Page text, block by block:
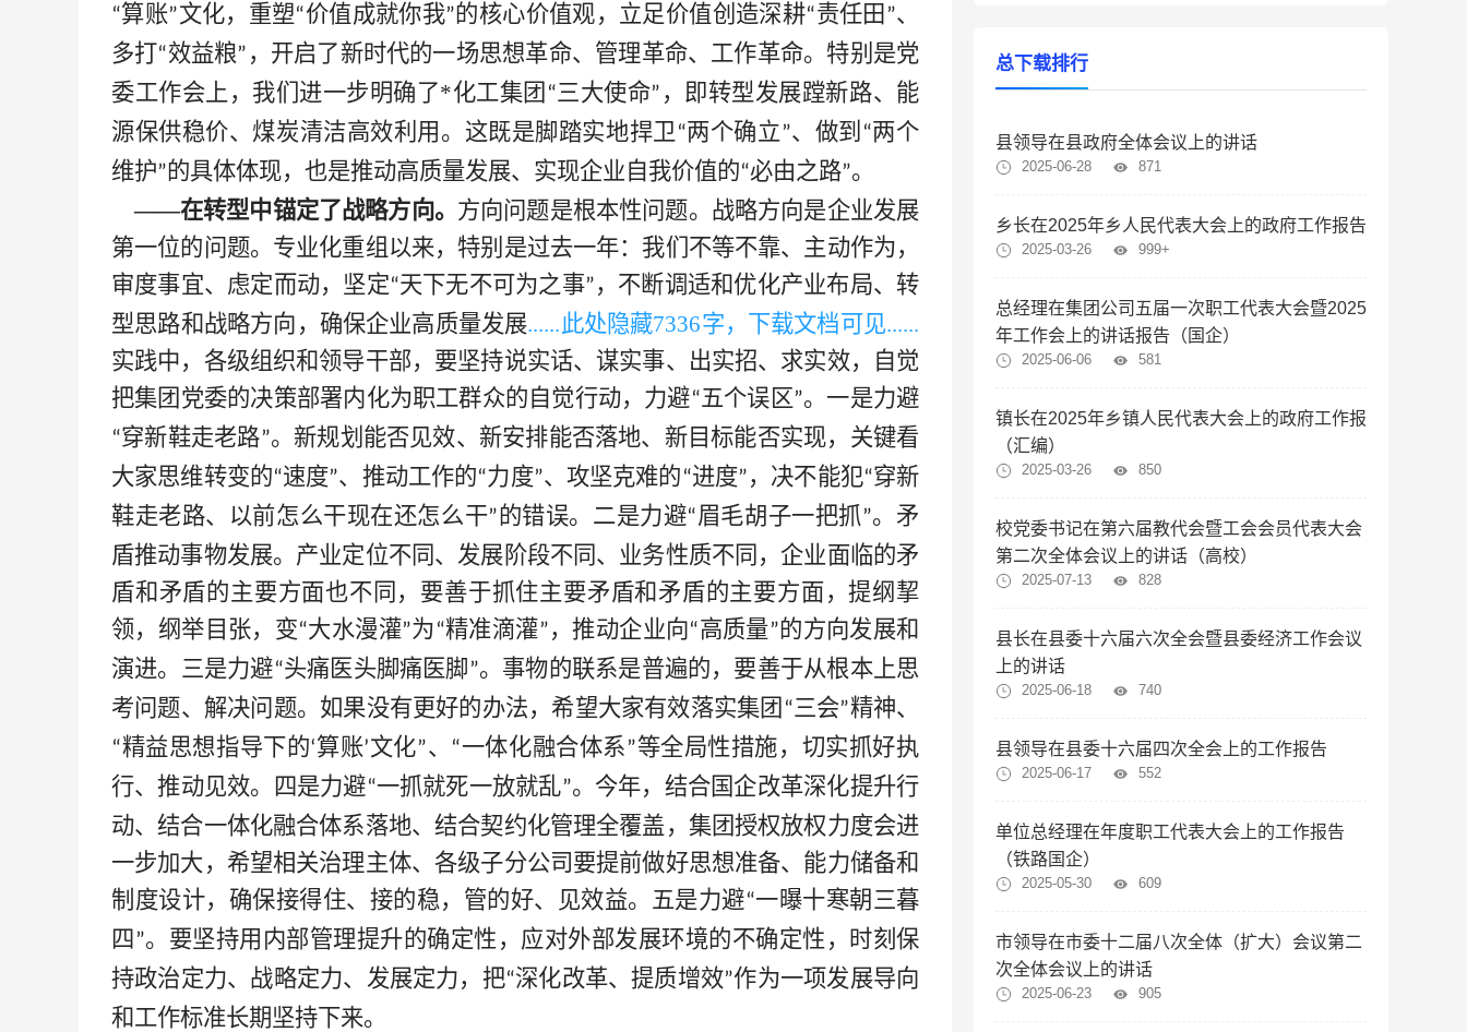
“算账”文化，重塑“价值成就你我”的核心价值观，立足价值创造深耕“责任田 ”、
多打“效益粮” ，开启了新时代的一场思想革命、管理革命、工作革命。特别是党
委工作会上，我们进一步明确了*化工集团 “三大使命” ，即转型发展蹚新路、能
源保供稳价、煤炭清洁高效利用。这既是脚踏实地捍卫 “两个确立”、做到 “两个
维护”的具体体现，也是推动高质量发展、实现企业自我价值的“必由之路”。
——在转型中锚定了战略方向。 方向问题是根本性问题。战略方向是企业发展
第一位的问题。专业化重组以来，特别是过去一年：我们不等不靠、主动作为，
审度事宜、虑定而动，坚定“天下无不可为之事”，不断调适和优化产业布局、转
型思路和战略方向，确保企业高质量发展......此处隐藏7336字，下载文档可见......
实践中，各级组织和领导干部，要坚持说实话、谋实事、出实招、求实效，自觉
把集团党委的决策部署内化为职工群众的自觉行动，力避“五个误区”。一是力避
“穿新鞋走老路”。新规划能否见效、新安排能否落地、新目标能否实现，关键看
大家思维转变的“速度”、推动工作的“力度”、攻坚克难的“进度”，决不能犯“穿新
鞋走老路、以前怎么干现在还怎么干”的错误。二是力避“眉毛胡子一把抓”。矛
盾推动事物发展。产业定位不同、发展阶段不同、业务性质不同，企业面临的矛
盾和矛盾的主要方面也不同，要善于抓住主要矛盾和矛盾的主要方面，提纲挈
领，纲举目张，变“大水漫灌”为“精准滴灌”，推动企业向“高质量”的方向发展和
演进。三是力避“头痛医头脚痛医脚”。事物的联系是普遍的，要善于从根本上思
考问题、解决问题。如果没有更好的办法，希望大家有效落实集团 “三会”精神、
“精益思想指导下的‘算账’文化”、 “一体化融合体系”等全局性措施，切实抓好执
行、推动见效。四是力避“一抓就死一放就乱”。今年，结合国企改革深化提升行
动、结合一体化融合体系落地、结合契约化管理全覆盖，集团授权放权力度会进
一步加大，希望相关治理主体、各级子分公司要提前做好思想准备、能力储备和
制度设计，确保接得住、接的稳，管的好、见效益。五是力避“一曝十寒朝三暮
四 ”。要坚持用内部管理提升的确定性，应对外部发展环境的不确定性，时刻保
持政治定力、战略定力、发展定力，把“深化改革、提质增效”作为一项发展导向
和工作标准长期坚持下来。
总下载排行
县领导在县政府全体会议上的讲话
2025-06-28 871
乡长在2025年乡人民代表大会上的政府工作报告
2025-03-26 999+
总经理在集团公司五届一次职工代表大会暨2025
年工作会上的讲话报告（国企）
2025-06-06 581
镇长在2025年乡镇人民代表大会上的政府工作报
（汇编）
2025-03-26 850
校党委书记在第六届教代会暨工会会员代表大会
第二次全体会议上的讲话（高校）
2025-07-13 828
县长在县委十六届六次全会暨县委经济工作会议
上的讲话
2025-06-18 740
县领导在县委十六届四次全会上的工作报告
2025-06-17 552
单位总经理在年度职工代表大会上的工作报告
（铁路国企）
2025-05-30 609
市领导在市委十二届八次全体（扩大）会议第二
次全体会议上的讲话
2025-06-23 905